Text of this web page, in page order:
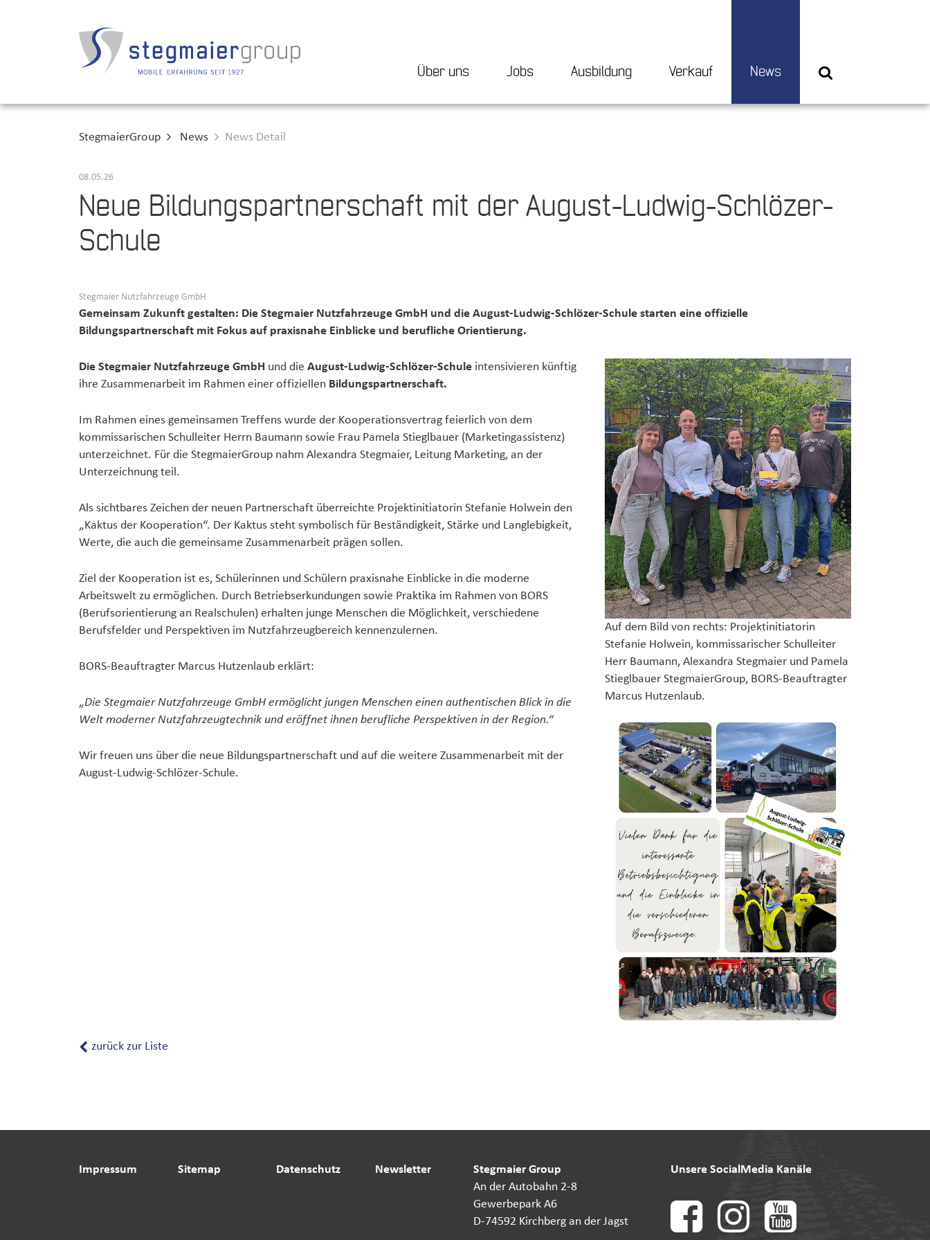
Über uns Jobs Ausbildung Verkauf News
StegmaierGroup News News Detail
08.05.26
Neue Bildungspartnerschaft mit der August-Ludwig-Schlözer-
Schule
Stegmaier Nutzfahrzeuge GmbH
Gemeinsam Zukunft gestalten: Die Stegmaier Nutzfahrzeuge GmbH und die August-Ludwig-Schlözer-Schule starten eine offizielle
Bildungspartnerschaft mit Fokus auf praxisnahe Einblicke und berufliche Orientierung.
Die Stegmaier Nutzfahrzeuge GmbH und die August-Ludwig-Schlözer-Schule intensivieren künftig
ihre Zusammenarbeit im Rahmen einer offiziellen Bildungspartnerschaft.
Im Rahmen eines gemeinsamen Treffens wurde der Kooperationsvertrag feierlich von dem
kommissarischen Schulleiter Herrn Baumann sowie Frau Pamela Stieglbauer (Marketingassistenz)
unterzeichnet. Für die StegmaierGroup nahm Alexandra Stegmaier, Leitung Marketing, an der
Unterzeichnung teil.
Als sichtbares Zeichen der neuen Partnerschaft überreichte Projektinitiatorin Stefanie Holwein den
„Kaktus der Kooperation“. Der Kaktus steht symbolisch für Beständigkeit, Stärke und Langlebigkeit,
Werte, die auch die gemeinsame Zusammenarbeit prägen sollen.
Ziel der Kooperation ist es, Schülerinnen und Schülern praxisnahe Einblicke in die moderne
Arbeitswelt zu ermöglichen. Durch Betriebserkundungen sowie Praktika im Rahmen von BORS
(Berufsorientierung an Realschulen) erhalten junge Menschen die Möglichkeit, verschiedene
Berufsfelder und Perspektiven im Nutzfahrzeugbereich kennenzulernen.
BORS-Beauftragter Marcus Hutzenlaub erklärt:
„Die Stegmaier Nutzfahrzeuge GmbH ermöglicht jungen Menschen einen authentischen Blick in die
Welt moderner Nutzfahrzeugtechnik und eröffnet ihnen berufliche Perspektiven in der Region.“
Wir freuen uns über die neue Bildungspartnerschaft und auf die weitere Zusammenarbeit mit der
August-Ludwig-Schlözer-Schule.
Auf dem Bild von rechts: Projektinitiatorin
Stefanie Holwein, kommissarischer Schulleiter
Herr Baumann, Alexandra Stegmaier und Pamela
Stieglbauer StegmaierGroup, BORS-Beauftragter
Marcus Hutzenlaub.
zurück zur Liste
Impressum Sitemap Datenschutz Newsletter
Stegmaier Group
An der Autobahn 2-8
Gewerbepark A6
D-74592 Kirchberg an der Jagst
Unsere SocialMedia Kanäle